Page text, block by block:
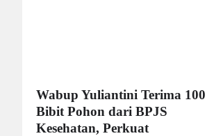
Wabup Yuliantini Terima 100
Bibit Pohon dari BPJS
Kesehatan, Perkuat